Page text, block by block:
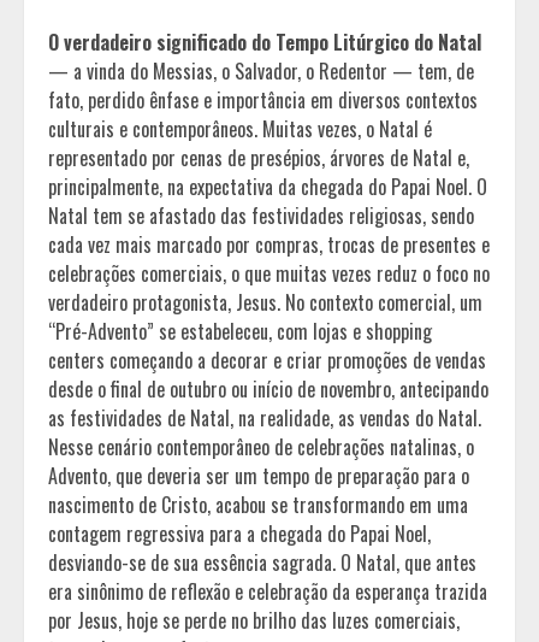
O verdadeiro significado do Tempo Litúrgico do Natal
— a vinda do Messias, o Salvador, o Redentor — tem, de
fato, perdido ênfase e importância em diversos contextos
culturais e contemporâneos. Muitas vezes, o Natal é
representado por cenas de presépios, árvores de Natal e,
principalmente, na expectativa da chegada do Papai Noel. O
Natal tem se afastado das festividades religiosas, sendo
cada vez mais marcado por compras, trocas de presentes e
celebrações comerciais, o que muitas vezes reduz o foco no
verdadeiro protagonista, Jesus. No contexto comercial, um
“Pré-Advento” se estabeleceu, com lojas e shopping
centers começando a decorar e criar promoções de vendas
desde o final de outubro ou início de novembro, antecipando
as festividades de Natal, na realidade, as vendas do Natal.
Nesse cenário contemporâneo de celebrações natalinas, o
Advento, que deveria ser um tempo de preparação para o
nascimento de Cristo, acabou se transformando em uma
contagem regressiva para a chegada do Papai Noel,
desviando-se de sua essência sagrada. O Natal, que antes
era sinônimo de reflexão e celebração da esperança trazida
por Jesus, hoje se perde no brilho das luzes comerciais,